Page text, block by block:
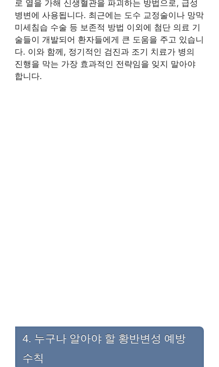
로 열을 가해 신생혈관을 파괴하는 방법으로, 급성
병변에 사용됩니다. 최근에는 도수 교정술이나 망막
미세침습 수술 등 보존적 방법 이외에 첨단 의료 기
술들이 개발되어 환자들에게 큰 도움을 주고 있습니
다. 이와 함께, 정기적인 검진과 조기 치료가 병의
진행을 막는 가장 효과적인 전략임을 잊지 말아야
합니다.
4. 누구나 알아야 할 황반변성 예방
수칙